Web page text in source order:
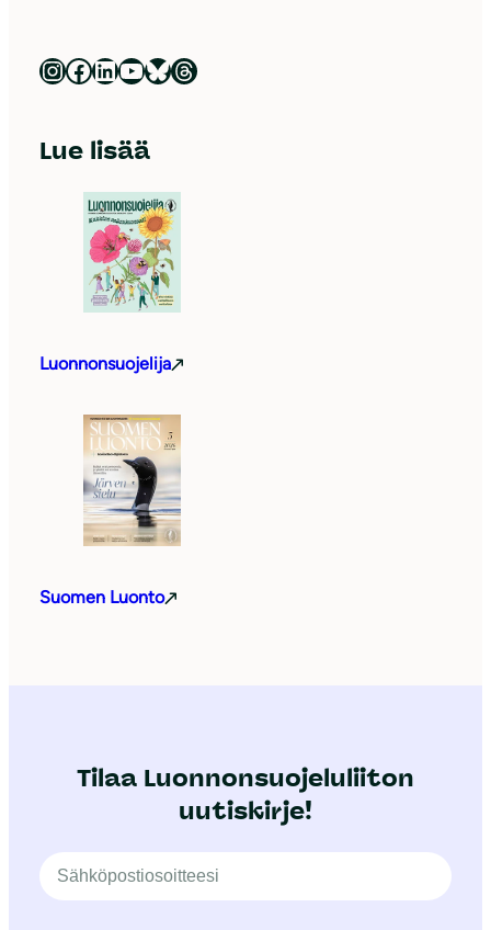
Luonnonsuojeluliitto Instagramissa Luonnonsuojeluliitto Facebookissa Luonnonsuojeluliitto LinkedInissä Luonnonsuojeluliiton YouTube-kanava Luonnonsuojeluliitto Blueskyssa Luonnonsuojeluliitto Threadsissa
Lue lisää
Luonnonsuojelija
Suomen Luonto
Tilaa Luonnonsuojeluliiton
uutiskirje!